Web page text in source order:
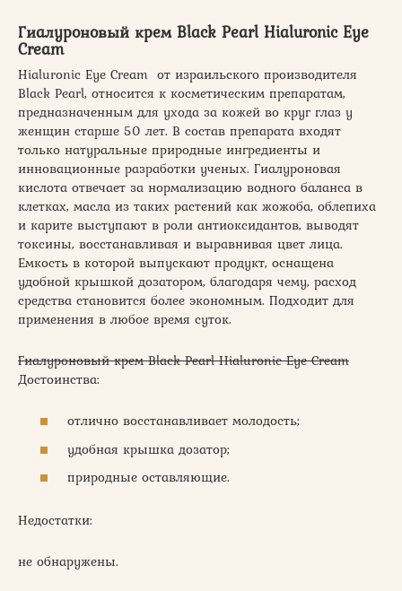
Гиалуроновый крем Black Pearl Hialuronic Eye
Cream
Hialuronic Eye Cream от израильского производителя
Black Pearl, относится к косметическим препаратам,
предназначенным для ухода за кожей во круг глаз у
женщин старше 50 лет. В состав препарата входят
только натуральные природные ингредиенты и
инновационные разработки ученых. Гиалуроновая
кислота отвечает за нормализацию водного баланса в
клетках, масла из таких растений как жожоба, облепиха
и карите выступают в роли антиоксидантов, выводят
токсины, восстанавливая и выравнивая цвет лица.
Емкость в которой выпускают продукт, оснащена
удобной крышкой дозатором, благодаря чему, расход
средства становится более экономным. Подходит для
применения в любое время суток.
Гиалуроновый крем Black Pearl Hialuronic Eye Cream
Достоинства:
отлично восстанавливает молодость;
удобная крышка дозатор;
природные оставляющие.
Недостатки:
не обнаружены.